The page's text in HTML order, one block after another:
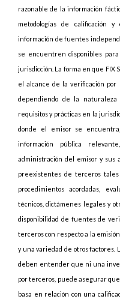
razonable de la información
metodologías de calificación
información de fuentes
se encuentren disponibles
jurisdicción. La forma en que FIX
el alcance de la verificación
dependiendo de la
requisitos y prácticas en la
donde el emisor se
información pública
administración del emisor y sus
preexistentes de terceros
procedimientos acordadas,
técnicos, dictámenes legales y
disponibilidad de fuentes de
terceros con respecto a la
y una variedad de otros factores.
deben entender que ni una
por terceros, puede asegurar que
basa en relación con una